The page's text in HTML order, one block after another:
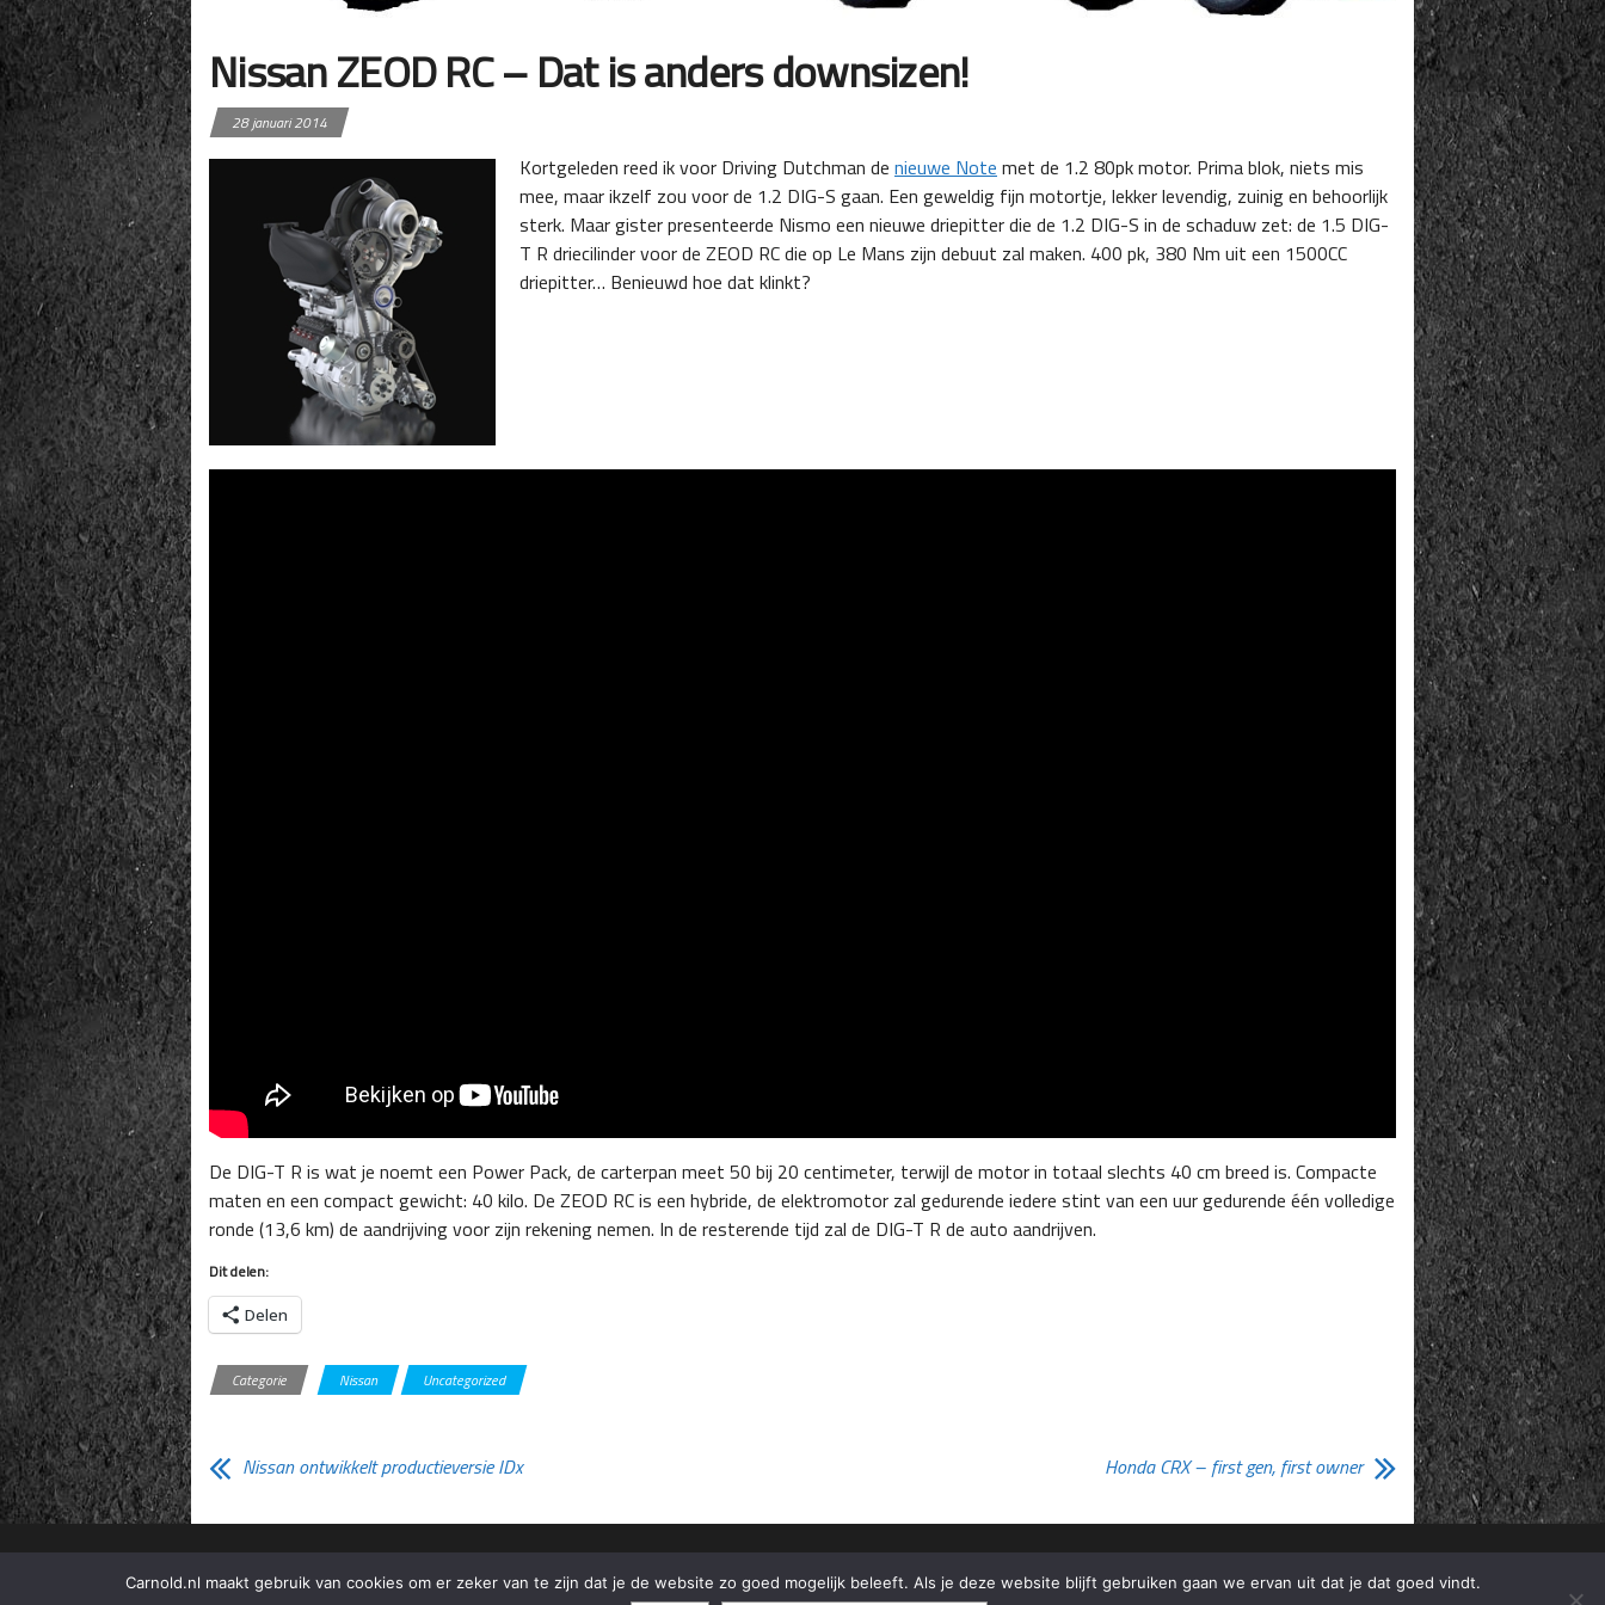
Nissan ZEOD RC – Dat is anders downsizen!
28 januari 2014
Kortgeleden reed ik voor Driving Dutchman de nieuwe Note met de 1.2 80pk motor. Prima blok, niets mis
mee, maar ikzelf zou voor de 1.2 DIG-S gaan. Een geweldig fijn motortje, lekker levendig, zuinig en behoorlijk
sterk. Maar gister presenteerde Nismo een nieuwe driepitter die de 1.2 DIG-S in de schaduw zet: de 1.5 DIG-
T R driecilinder voor de ZEOD RC die op Le Mans zijn debuut zal maken. 400 pk, 380 Nm uit een 1500CC
driepitter… Benieuwd hoe dat klinkt?
De DIG-T R is wat je noemt een Power Pack, de carterpan meet 50 bij 20 centimeter, terwijl de motor in totaal slechts 40 cm breed is. Compacte
maten en een compact gewicht: 40 kilo. De ZEOD RC is een hybride, de elektromotor zal gedurende iedere stint van een uur gedurende één volledige
ronde (13,6 km) de aandrijving voor zijn rekening nemen. In de resterende tijd zal de DIG-T R de auto aandrijven.
Dit delen:
Delen
Categorie Nissan Uncategorized
Nissan ontwikkelt productieversie IDx Honda CRX – first gen, first owner
Copyright 2013 - 2024 Carnold.nl
Carnold.nl maakt gebruik van cookies om er zeker van te zijn dat je de website zo goed mogelijk beleeft. Als je deze website blijft gebruiken gaan we ervan uit dat je dat goed vindt.